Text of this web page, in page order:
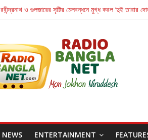
রবীন্দ্রনাথ ও গুলজারের সৃষ্টির মেলবন্ধনে মুগ্ধ করল ‘দুই তারার
Retribution: A Thought-Provoking Short
হাওয়া বদলের টলিউডে ‘তুমি এলে তাই’
NEWS ENTERTAINMENT